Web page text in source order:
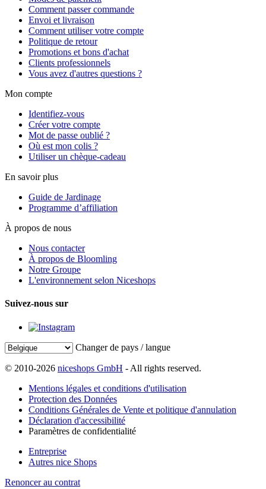
Comment passer commande
Envoi et livraison
Comment utiliser votre compte
Politique de retour
Promotions et bons d'achat
Clients professionnels
Vous avez d'autres questions ?
Mon compte
Identifiez-vous
Créer votre compte
Mot de passe oublié ?
Où est mon colis ?
Utiliser un chèque-cadeau
En savoir plus
Guide de Jardinage
Programme d’affiliation
À propos de nous
Nous contacter
À propos de Bloomling
Notre Groupe
L'environnement selon Niceshops
Suivez-nous sur
Changer de pays / langue
© 2010-2026 niceshops GmbH - All rights reserved.
Mentions légales et conditions d'utilisation
Protection des Données
Conditions Générales de Vente et politique d'annulation
Déclaration d'accessibilité
Paramètres de confidentialité
Entreprise
Autres nice Shops
Renoncer au contrat